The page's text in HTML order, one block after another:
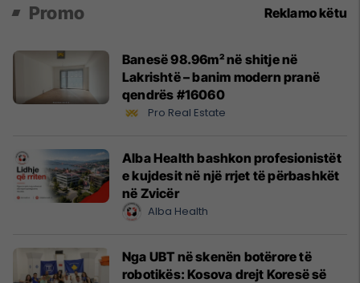
Promo Reklamo këtu
Banesë 98.96m² në shitje në
Lakrishtë – banim modern pranë
qendrës #16060
Pro Real Estate
Alba Health bashkon profesionistët
e kujdesit në një rrjet të përbashkët
në Zvicër
Alba Health
Nga UBT në skenën botërore të
robotikës: Kosova drejt Koresë së